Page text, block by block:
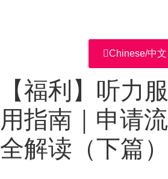
Chinese/中文
【福利】听力
用指南｜申请
全解读（下篇）